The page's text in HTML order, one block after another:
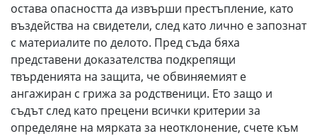
остава опасността да извърши престъпление, като
въздейства на свидетели, след като лично е запознат
с материалите по делото. Пред съда бяха
представени доказателства подкрепящи
твърденията на защита, че обвиняемият е
ангажиран с грижа за родственици. Ето защо и
съдът след като прецени всички критерии за
определяне на мярката за неотклонение, счете към